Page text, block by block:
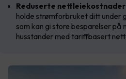
Reduserte
holde strømforbruket ditt under
som kan gi store besparelser på
husstander med tariffbasert